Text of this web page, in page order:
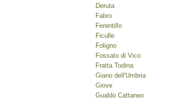
Deruta
Fabro
Ferentillo
Ficulle
Foligno
Fossato di Vico
Fratta Todina
Giano dell'Umbria
Giove
Gualdo Cattaneo